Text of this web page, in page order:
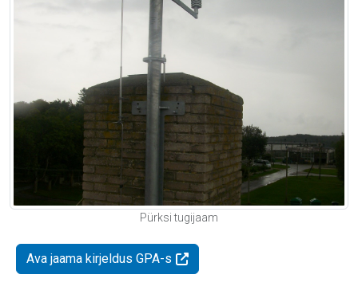
Pürksi tugijaam
Ava jaama kirjeldus GPA-s